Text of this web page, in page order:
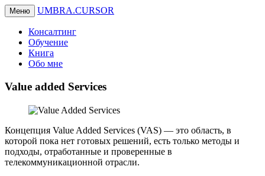
Меню UMBRA.CURSOR
Консалтинг
Обучение
Книга
Обо мне
Value added Services
Концепция Value Added Services (VAS) — это область, в
которой пока нет готовых решений, есть только методы и
подходы, отработанные и проверенные в
телекоммуникационной отрасли.